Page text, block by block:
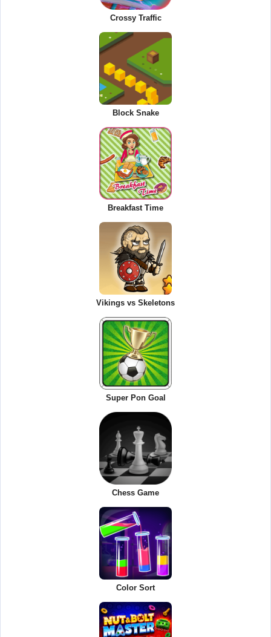
Crossy Traffic
Block Snake
Breakfast Time
Vikings vs Skeletons
Super Pon Goal
Chess Game
Color Sort